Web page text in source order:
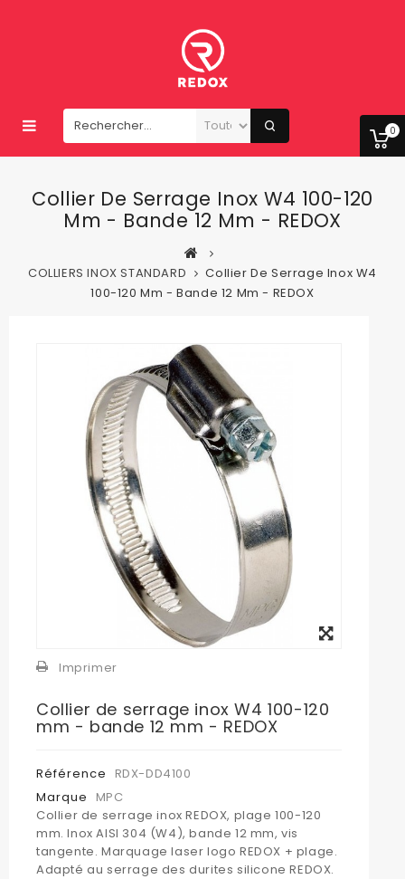
0
Collier De Serrage Inox W4 100-120
Mm - Bande 12 Mm - REDOX
COLLIERS INOX STANDARD
Collier De Serrage Inox W4
100-120 Mm - Bande 12 Mm - REDOX
Imprimer
Collier de serrage inox W4 100-120
mm - bande 12 mm - REDOX
Référence
RDX-DD4100
Marque
MPC
Collier de serrage inox REDOX, plage 100-120
mm. Inox AISI 304 (W4), bande 12 mm, vis
tangente. Marquage laser logo REDOX + plage.
Adapté au serrage des durites silicone REDOX.